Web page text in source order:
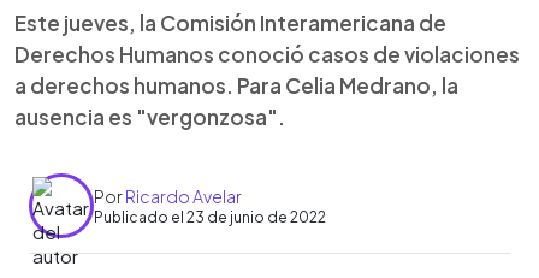
Este jueves, la Comisión Interamericana de
Derechos Humanos conoció casos de violaciones
a derechos humanos. Para Celia Medrano, la
ausencia es "vergonzosa".
PorRicardo Avelar
Publicado el 23 de junio de 2022